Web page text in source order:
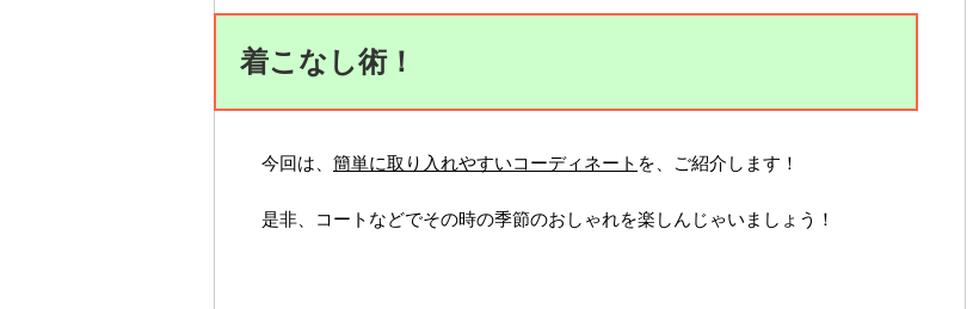
着こなし術！
今回は、 簡単に取り入れやすいコーディネート を、ご紹介します！
是非、コートなどでその時の季節のおしゃれを楽しんじゃいましょう！